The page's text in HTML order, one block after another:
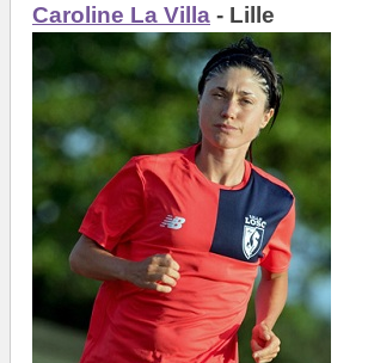
Caroline La Villa - Lille